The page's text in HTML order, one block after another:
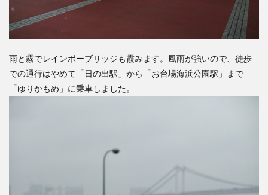
雨と霧でレインボーブリッジも霞みます。風雨が強いので、徒歩
での通行はやめて「日の出駅」から「お台場海浜公園駅」まで
「ゆりかもめ」に乗車しました。